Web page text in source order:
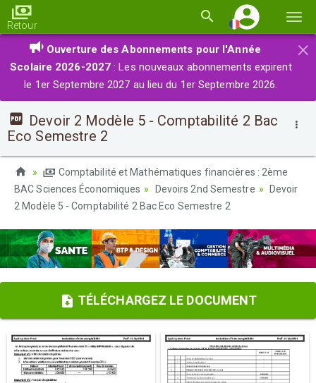
la
Retour
×
Ouverture des Abonnements pour l'Année
Scolaire 2026-2027 : Les nouveaux abonnements expirent
le 1er Septembre 2027 au lieu du 1er Septembre 2026.
Devoir 2 Modèle 5 - Comptabilité 2 Bac
Eco Semestre 2
Comptabilité et Mathématiques financières : 2ème
BAC Sciences Économiques
Devoirs 2nd Semestre
Devoir
2 Modèle 5 - Comptabilité 2 Bac Eco Semestre 2
TÉLÉCHARGEZ LE DOCUMENT